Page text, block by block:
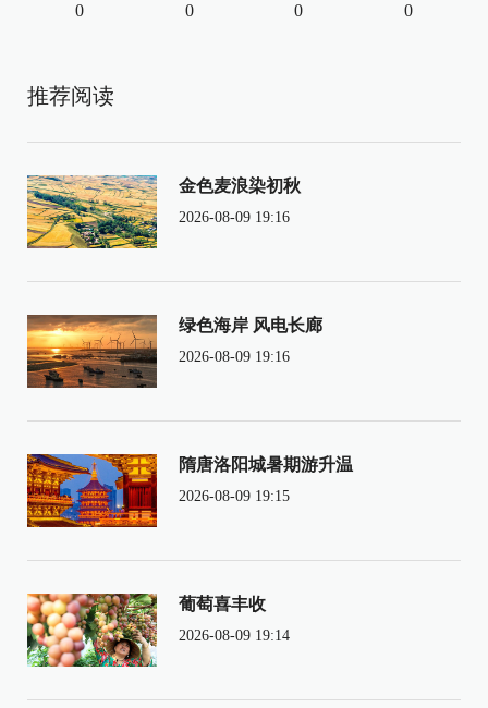
0 0 0 0
推荐阅读
金色麦浪染初秋
2026-08-09 19:16
绿色海岸 风电长廊
2026-08-09 19:16
隋唐洛阳城暑期游升温
2026-08-09 19:15
葡萄喜丰收
2026-08-09 19:14